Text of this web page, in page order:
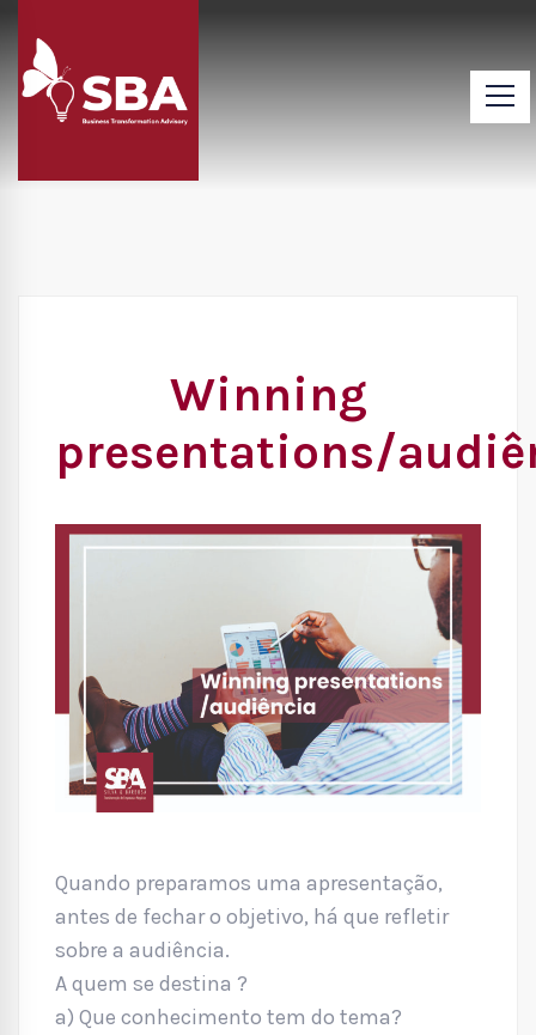
Winning
presentations/
Quando preparamos uma apresentação,
antes de fechar o objetivo, há que refletir
sobre a audiência.
A quem se destina ?
a) Que conhecimento tem do tema?